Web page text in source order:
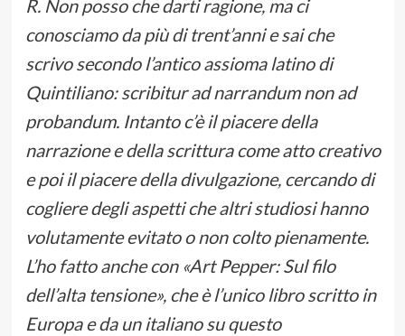
R. Non posso che darti ragione, ma ci
conosciamo da più di trent’anni e sai che
scrivo secondo l’antico assioma latino di
Quintiliano: scribitur ad narrandum non ad
probandum. Intanto c’è il piacere della
narrazione e della scrittura come atto creativo
e poi il piacere della divulgazione, cercando di
cogliere degli aspetti che altri studiosi hanno
volutamente evitato o non colto pienamente.
L’ho fatto anche con «Art Pepper: Sul filo
dell’alta tensione», che è l’unico libro scritto in
Europa e da un italiano su questo